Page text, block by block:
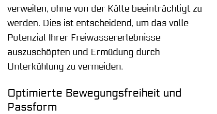
verweilen, ohne von der Kälte beeinträchtigt zu
werden. Dies ist entscheidend, um das volle
Potenzial Ihrer Freiwassererlebnisse
auszuschöpfen und Ermüdung durch
Unterkühlung zu vermeiden.
Optimierte Bewegungsfreiheit und
Passform